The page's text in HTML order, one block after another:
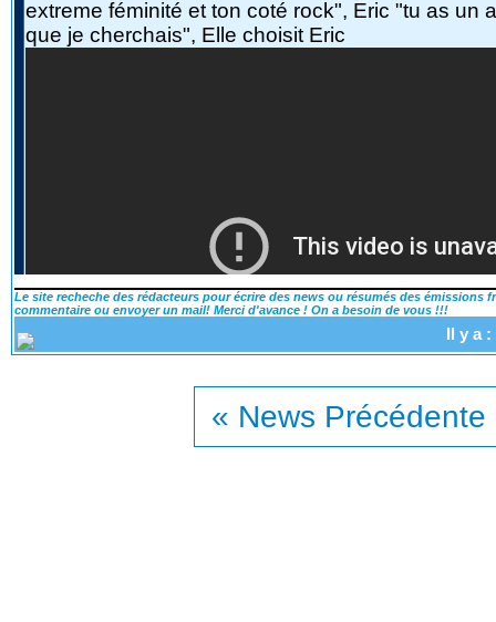
Le site recheche des rédacteurs pour écrire des news ou résumés des
commentaire ou envoyer un mail! Merci d'avance ! On a besoin de vous !!!
Il y a
« News Précédente